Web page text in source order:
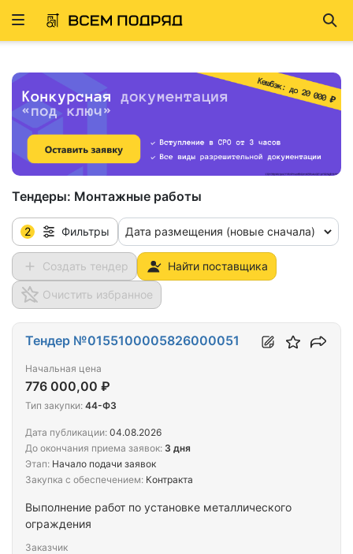
Развернуть
Тендеры: Монтажные работы
2 Фильтры Дата размещения (новые сначала)
Создать тендер Найти поставщика
Очистить избранное
Выполнение работ по установке металлического
ограждения
Заказчик
Тендер №0155100005826000051
Начальная цена
776 000,00 ₽
Тип закупки: 44-ФЗ
Дата публикации: 04.08.2026
До окончания приема заявок: 3 дня
Этап: Начало подачи заявок
Закупка с обеспечением: Контракта